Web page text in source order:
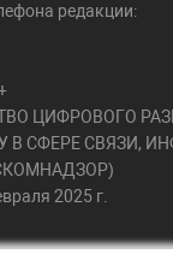
редакции:
ЦИФРОВОГО
В СФЕРЕ СВЯЗИ,
2025 г.